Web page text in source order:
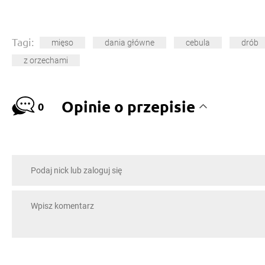
Tagi: mięso dania główne cebula drób
z orzechami
0 Opinie o przepisie